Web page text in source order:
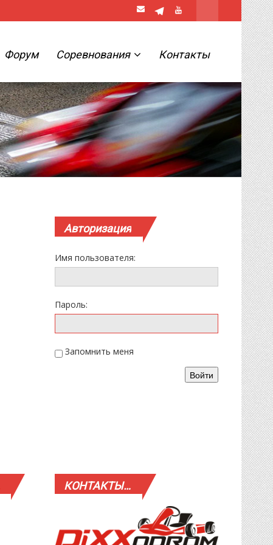
Форум Соревнования Контакты
Авторизация
Имя пользователя:
Пароль:
Запомнить меня
Войти
КОНТАКТЫ…